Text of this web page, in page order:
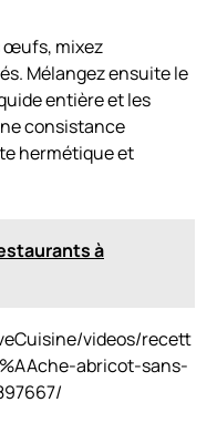
œufs, mixez
Mélangez ensuite le
entière et les
consistance
hermétique et
à
videos/recett
abricot-sans-